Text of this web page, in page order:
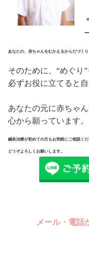
あなたの、赤ちゃんをむかえるからだづくり
そのために、“めぐり
必ずお役に立てると自
あなたの元に赤ちゃ
心から願っています。
鍼灸治療が初めての方もお気軽にご相談くだ
どうぞよろしくお願いします。
メール・電話